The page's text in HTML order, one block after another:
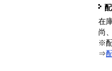
在
尚
※
⇒